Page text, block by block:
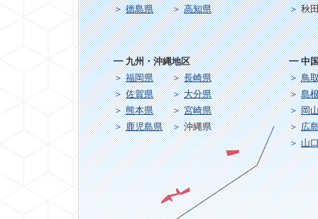
九州・沖縄地区
福岡県
長崎県
佐賀県
大分県
熊本県
宮崎県
鹿児島県
沖縄県
秋
中
鳥
島
岡
広
山
徳島県
高知県